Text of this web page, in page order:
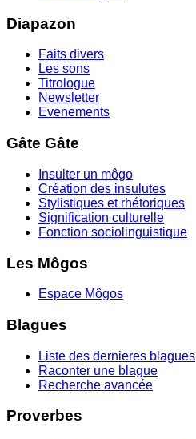
Diapazon
Faits divers
Les sons
Titrologue
Newsletter
Evenements
Gâte Gâte
Insulter un môgo
Création des insulutes
Stylistiques et rhétoriques
Signification culturelle
Fonction sociolinguistique
Les Môgos
Espace Môgos
Blagues
Liste des dernieres blagues
Raconter une blague
Recherche avancée
Proverbes